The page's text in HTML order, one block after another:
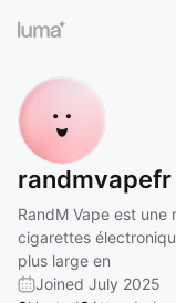
randmvapefr
RandM Vape est une
cigarettes
plus large en
Joined July 2025